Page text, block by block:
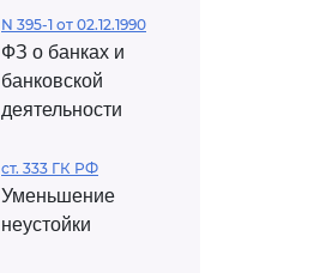
N 395-1 от 02.12.1990
ФЗ о банках и
банковской
деятельности
ст. 333 ГК РФ
Уменьшение
неустойки